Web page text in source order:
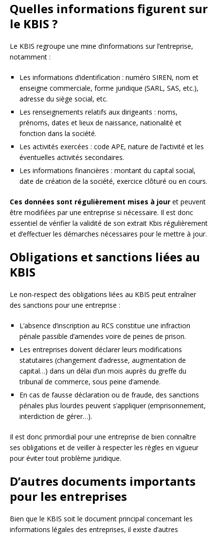
Quelles informations figurent sur
le KBIS ?
Le KBIS regroupe une mine d’informations sur l’entreprise,
notamment :
Les informations d’identification : numéro SIREN, nom et
enseigne commerciale, forme juridique (SARL, SAS, etc.),
adresse du siège social, etc.
Les renseignements relatifs aux dirigeants : noms,
prénoms, dates et lieux de naissance, nationalité et
fonction dans la société.
Les activités exercées : code APE, nature de l’activité et les
éventuelles activités secondaires.
Les informations financières : montant du capital social,
date de création de la société, exercice clôturé ou en cours.
Ces données sont régulièrement mises à jour et peuvent
être modifiées par une entreprise si nécessaire. Il est donc
essentiel de vérifier la validité de son extrait Kbis régulièrement
et d’effectuer les démarches nécessaires pour le mettre à jour.
Obligations et sanctions liées au
KBIS
Le non-respect des obligations liées au KBIS peut entraîner
des sanctions pour une entreprise :
L’absence d’inscription au RCS constitue une infraction
pénale passible d’amendes voire de peines de prison.
Les entreprises doivent déclarer leurs modifications
statutaires (changement d’adresse, augmentation de
capital…) dans un délai d’un mois auprès du greffe du
tribunal de commerce, sous peine d’amende.
En cas de fausse déclaration ou de fraude, des sanctions
pénales plus lourdes peuvent s’appliquer (emprisonnement,
interdiction de gérer…).
Il est donc primordial pour une entreprise de bien connaître
ses obligations et de veiller à respecter les règles en vigueur
pour éviter tout problème juridique.
D’autres documents importants
pour les entreprises
Bien que le KBIS soit le document principal concernant les
informations légales des entreprises, il existe d’autres